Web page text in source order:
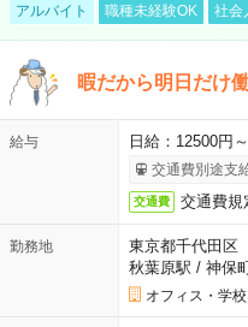
アルバイト 職種未経験OK 社会
暇だから明日だけ
給与 日給：12500円
交通費別途支
交通費 交通費規
勤務地
東京都千代田区
秋葉原駅 / 神保
オフィス・学